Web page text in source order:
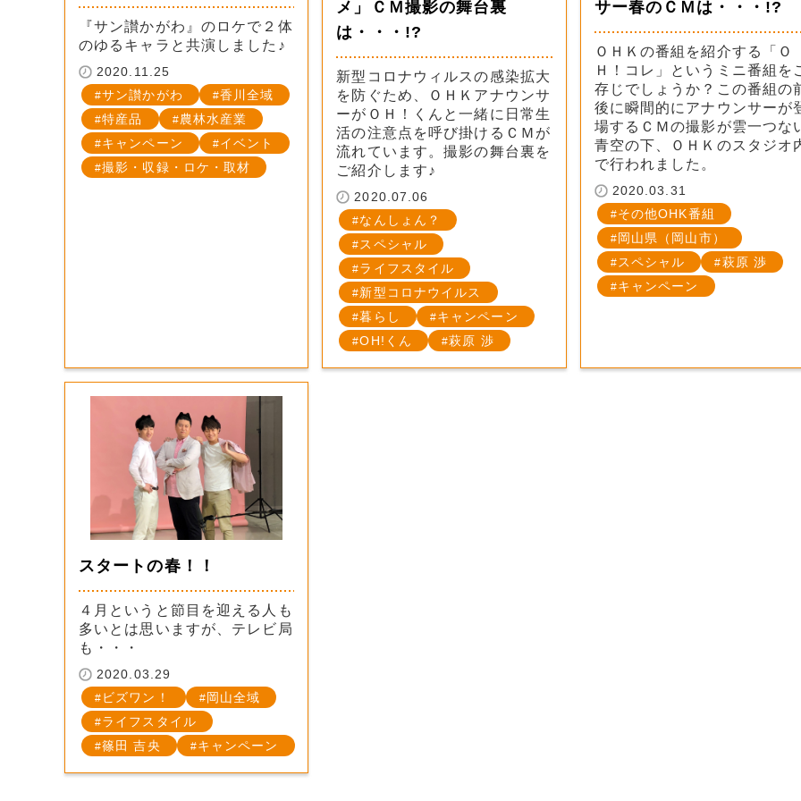
『サン讃かがわ』のロケで２体
のゆるキャラと共演しました♪
2020.11.25
サン讃かがわ
香川全域
特産品
農林水産業
キャンペーン
イベント
撮影・収録・ロケ・取材
メ」ＣＭ撮影の舞台裏
は・・・!?
新型コロナウィルスの感染拡大
を防ぐため、ＯＨＫアナウンサ
ーがＯＨ！くんと一緒に日常生
活の注意点を呼び掛けるＣＭが
流れています。撮影の舞台裏を
ご紹介します♪
2020.07.06
なんしょん？
スペシャル
ライフスタイル
新型コロナウイルス
暮らし
キャンペーン
OH!くん
萩原 渉
サー春のＣＭは・・・!?
ＯＨＫの番組を紹介する「Ｏ
Ｈ！コレ」というミニ番組を
存じでしょうか？この番組の
後に瞬間的にアナウンサーが
場するＣＭの撮影が雲一つな
青空の下、ＯＨＫのスタジオ
で行われました。
2020.03.31
その他OHK番組
岡山県（岡山市）
スペシャル
萩原 渉
キャンペーン
スタートの春！！
４月というと節目を迎える人も
多いとは思いますが、テレビ局
も・・・
2020.03.29
ビズワン！
岡山全域
ライフスタイル
篠田 吉央
キャンペーン